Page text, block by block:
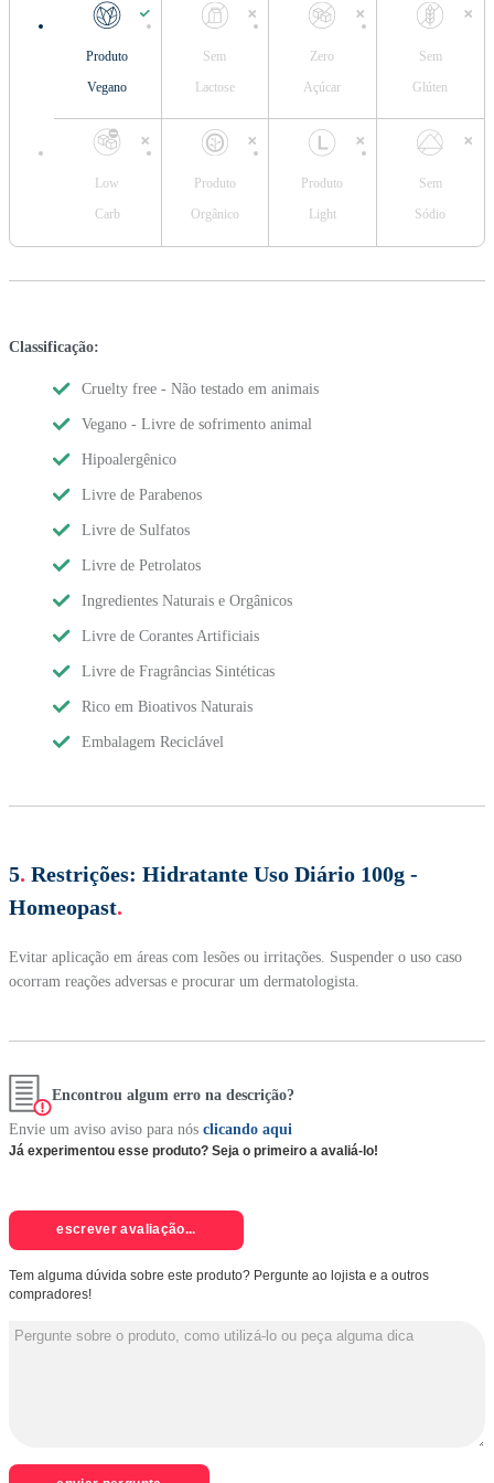
Produto
Vegano
Sem
Lactose
Zero
Açúcar
Sem
Glúten
Low
Carb
Produto
Orgânico
Produto
Light
Sem
Sódio
Classificação:
Cruelty free - Não testado em animais
Vegano - Livre de sofrimento animal
Hipoalergênico
Livre de Parabenos
Livre de Sulfatos
Livre de Petrolatos
Ingredientes Naturais e Orgânicos
Livre de Corantes Artificiais
Livre de Fragrâncias Sintéticas
Rico em Bioativos Naturais
Embalagem Reciclável
5. Restrições: Hidratante Uso Diário 100g -
Homeopast.
Evitar aplicação em áreas com lesões ou irritações. Suspender o uso caso
ocorram reações adversas e procurar um dermatologista.
Encontrou algum erro na descrição?
Envie um aviso aviso para nós clicando aqui
Já experimentou esse produto? Seja o primeiro a avaliá-lo!
escrever avaliação...
Tem alguma dúvida sobre este produto? Pergunte ao lojista e a outros
compradores!